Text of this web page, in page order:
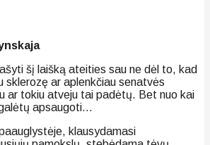
šį laišką ateities sau ne dėl to, kad
sklerozę ar aplenkčiau senatvės
ar tokiu atveju tai padėtų. Bet nuo kai
apsaugoti…
klausydamasi